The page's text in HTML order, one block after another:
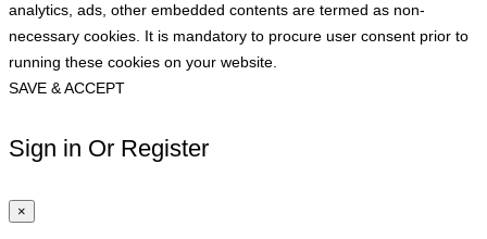
analytics, ads, other embedded contents are termed as non-
necessary cookies. It is mandatory to procure user consent prior to
running these cookies on your website.
SAVE & ACCEPT
Sign in Or Register
×